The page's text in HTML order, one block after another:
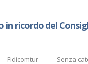
in ricordo del
Fidicomtur Senza